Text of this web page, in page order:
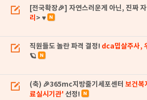
[전국확장🎉] 자연스러운게 아닌, 진짜
리 > ♥
직원들도 놀란 파격 결정! dca밉살주사,
🪐
(축) 🎉365mc지방줄기세포센터 보건복
료실시기관' 선정!